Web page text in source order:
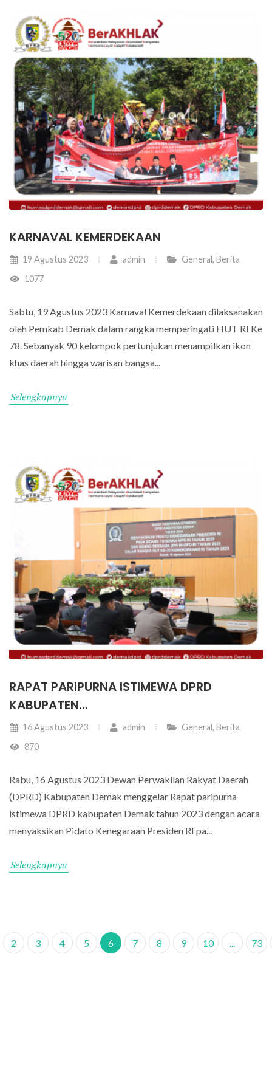
KARNAVAL KEMERDEKAAN
19 Agustus 2023 admin General, Berita
1077
Sabtu, 19 Agustus 2023 Karnaval Kemerdekaan dilaksanakan
oleh Pemkab Demak dalam rangka memperingati HUT RI Ke
78. Sebanyak 90 kelompok pertunjukan menampilkan ikon
khas daerah hingga warisan bangsa...
Selengkapnya
RAPAT PARIPURNA ISTIMEWA DPRD
KABUPATEN...
16 Agustus 2023 admin General, Berita
870
Rabu, 16 Agustus 2023 Dewan Perwakilan Rakyat Daerah
(DPRD) Kabupaten Demak menggelar Rapat paripurna
istimewa DPRD kabupaten Demak tahun 2023 dengan acara
menyaksikan Pidato Kenegaraan Presiden RI pa...
Selengkapnya
2 3 4 5 6 7 8 9 10 ... 73